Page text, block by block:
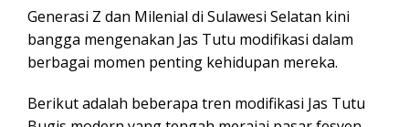
Generasi Z dan Milenial di Sulawesi Selatan kini
bangga mengenakan Jas Tutu modifikasi dalam
berbagai momen penting kehidupan mereka.
Berikut adalah beberapa tren modifikasi Jas Tutu